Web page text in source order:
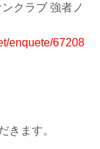
クラブ 強者ノ
enquete/67208
きます。